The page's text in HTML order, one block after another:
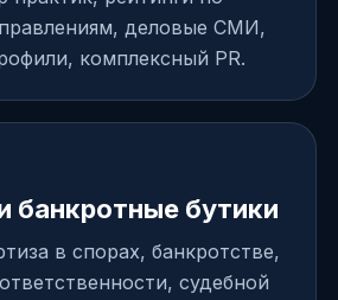
деловые СМИ,
комплексный PR.
банкротные бутики
в спорах, банкротстве,
судебной